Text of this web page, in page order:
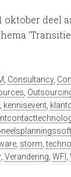
oktober deel
Consultancy,
kennisevent
storm ,
,Verandering ,WFI ,